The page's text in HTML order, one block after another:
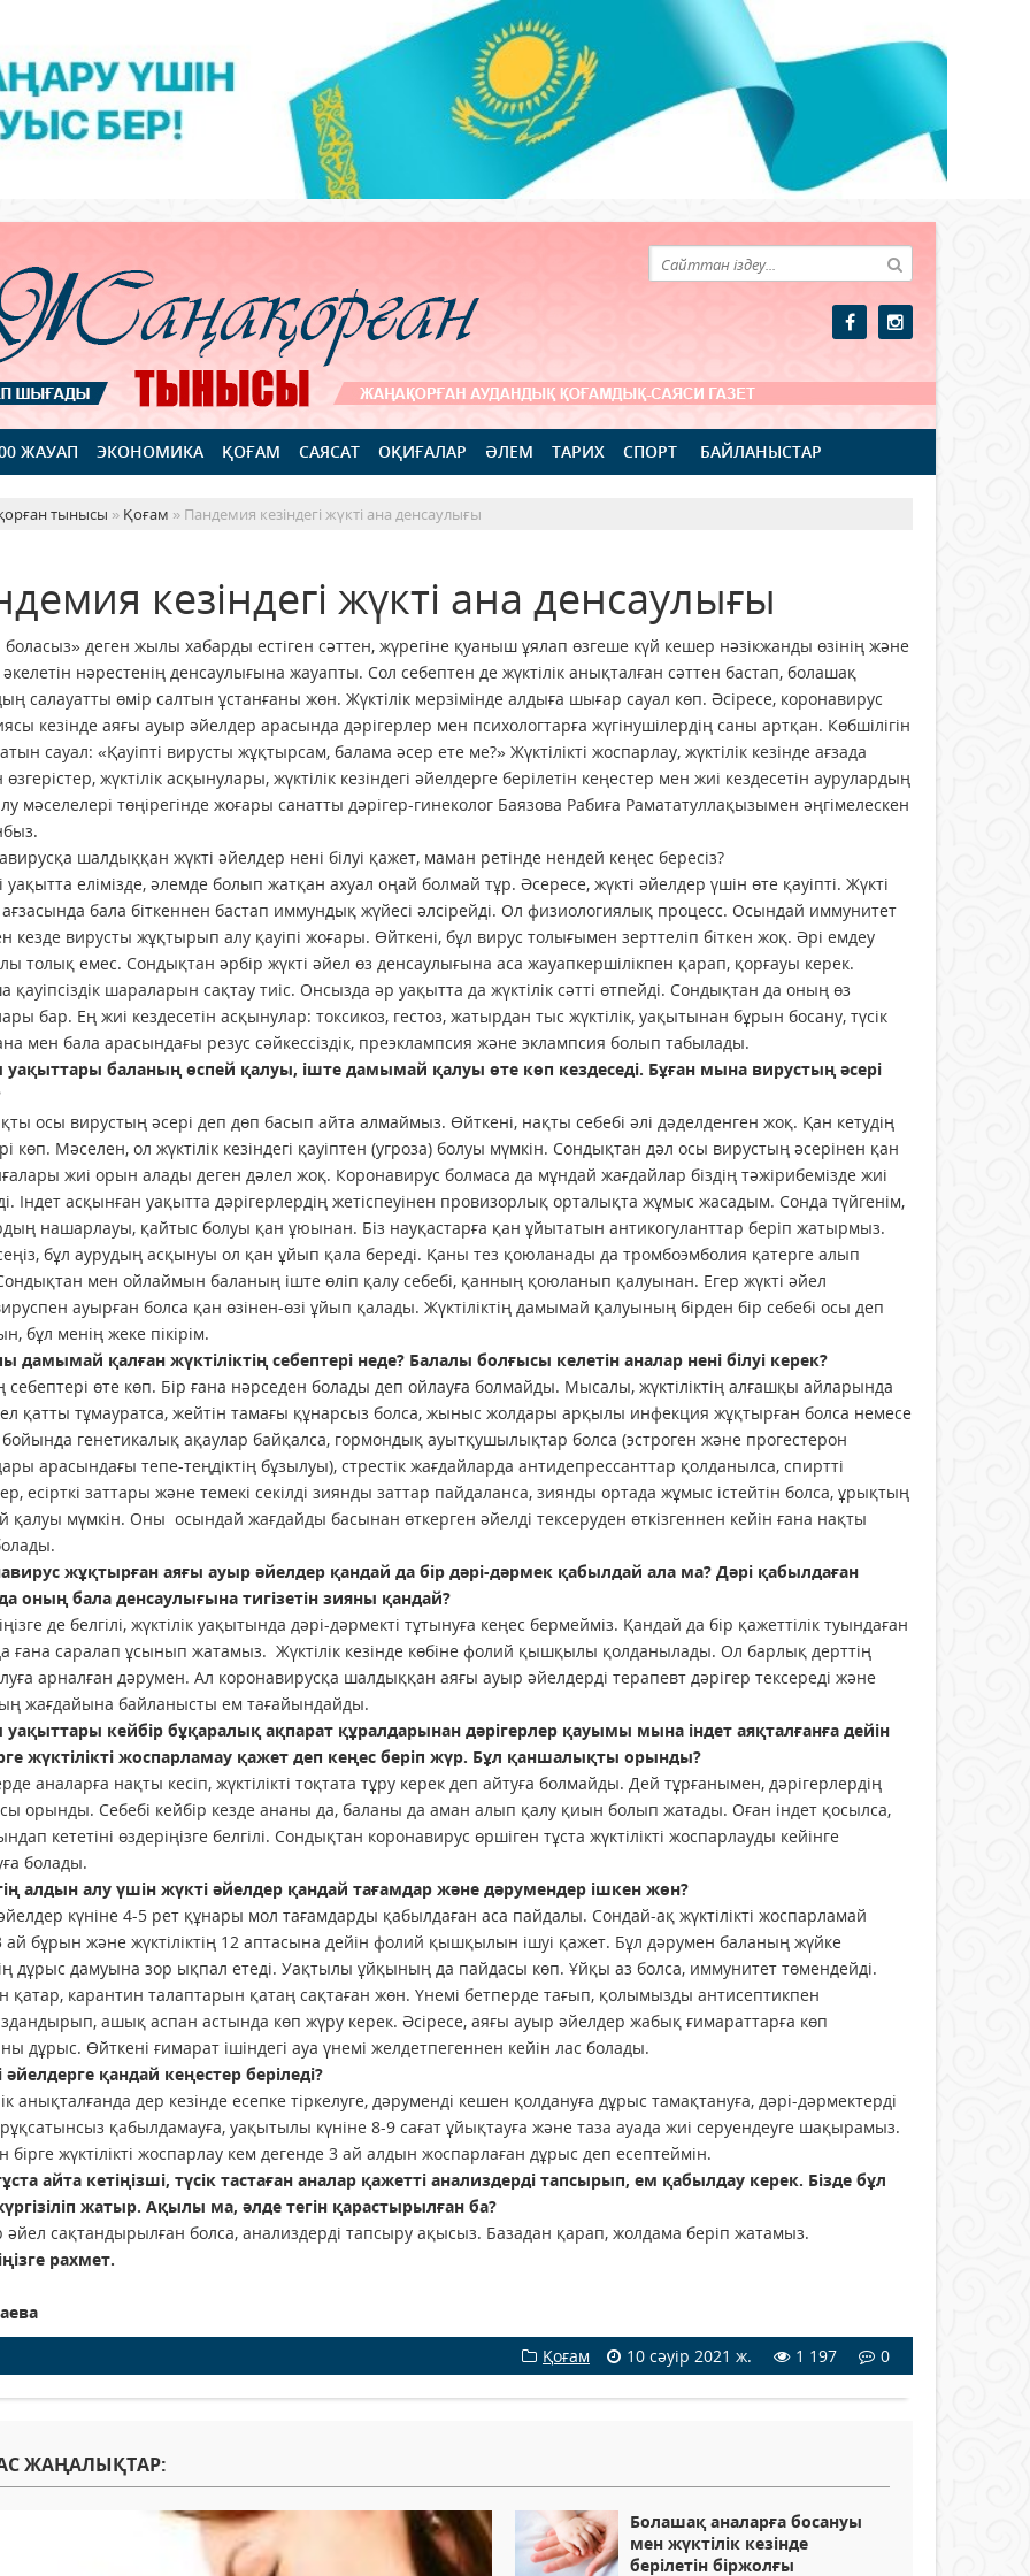
ЖАУАП ЭКОНОМИКА ҚОҒАМ САЯСАТ ОҚИҒАЛАР ӘЛЕМ ТАРИХ СПОРТ БАЙЛАНЫСТАР
тынысы » Қоғам » Пандемия кезіндегі жүкті ана денсаулығы
кезіндегі жүкті ана денсаулығы
боласыз» деген жылы хабарды естіген сәттен, жүрегіне қуаныш ұялап өзгеше күй кешер нәзікжанды өзінің және
нәрестенің денсаулығына жауапты. Сол себептен де жүктілік анықталған сәттен бастап, болашақ
салауатты өмір салтын ұстанғаны жөн. Жүктілік мерзімінде алдыға шығар сауал көп. Әсіресе, коронавирус
кезінде аяғы ауыр әйелдер арасында дәрігерлер мен психологтарға жүгінушілердің саны артқан. Көбшілігін
сауал: «Қауіпті вирусты жұқтырсам, балама әсер ете ме?» Жүктілікті жоспарлау, жүктілік кезінде ағзада
жүктілік асқынулары, жүктілік кезіндегі әйелдерге берілетін кеңестер мен жиі кездесетін аурулардың
мәселелері төңірегінде жоғары санатты дәрігер-гинеколог Баязова Рабиға Рамататуллақызымен әңгімелескен
шалдыққан жүкті әйелдер нені білуі қажет, маман ретінде нендей кеңес бересіз?
уақытта елімізде, әлемде болып жатқан ахуал оңай болмай тұр. Әсересе, жүкті әйелдер үшін өте қауіпті. Жүкті
бала біткеннен бастап иммундық жүйесі әлсірейді. Ол физиологиялық процесс. Осындай иммунитет
кезде вирусты жұқтырып алу қауіпі жоғары. Өйткені, бұл вирус толығымен зерттеліп біткен жоқ. Әрі емдеу
толық емес. Сондықтан әрбір жүкті әйел өз денсаулығына аса жауапкершілікпен қарап, қорғауы керек.
шараларын сақтау тиіс. Онсызда әр уақытта да жүктілік сәтті өтпейді. Сондықтан да оның өз
бар. Ең жиі кездесетін асқынулар: токсикоз, гестоз, жатырдан тыс жүктілік, уақытынан бұрын босану, түсік
мен бала арасындағы резус сәйкессіздік, преэклампсия және эклампсия болып табылады.
уақыттары баланың өспей қалуы, іште дамымай қалуы өте көп кездеседі. Бұған мына вирустың әсері
осы вирустың әсері деп дөп басып айта алмаймыз. Өйткені, нақты себебі әлі дәделденген жоқ. Қан кетудің
көп. Мәселен, ол жүктілік кезіндегі қауіптен (угроза) болуы мүмкін. Сондықтан дәл осы вирустың әсерінен қан
жиі орын алады деген дәлел жоқ. Коронавирус болмаса да мұндай жағдайлар біздің тәжірибемізде жиі
Індет асқынған уақытта дәрігерлердің жетіс­пеуінен провизорлық орталықта жұмыс жасадым. Сонда түйгенім,
нашарлауы, қайтыс болуы қан ұюынан. Біз науқастарға қан ұйытатын антикогуланттар беріп жатырмыз.
бұл аурудың асқынуы ол қан ұйып қала береді. Қаны тез қоюланады да тромбоэмболия қатерге алып
мен ойлаймын баланың іште өліп қалу себебі, қанның қоюланып қалуынан. Егер жүкті әйел
ауырған болса қан өзінен-өзі ұйып қалады. Жүктіліктің дамымай қалуының бірден бір себебі осы деп
бұл менің жеке пікірім.
дамымай қалған жүк­ті­ліктің себептері неде? Балалы болғысы келетін аналар нені білуі керек?
өте көп. Бір ғана нәрседен болады деп ойлауға болмайды. Мысалы, жүктіліктің ал­ғашқы айларында
қатты тұмауратса, жейтін тамағы құнарсыз болса, жыныс жолдары арқылы инфекция жұқтырған болса немесе
бойында генетикалық ақаулар байқалса, гормондық ауытқушылықтар болса (эстроген және прогестерон
арасындағы тепе-теңдіктің бұзылуы), стрестік жағдайларда антидепрессанттар қолданылса, спиртті
есірткі заттары және темекі секілді зиянды заттар пайдаланса, зиянды ортада жұмыс істейтін болса, ұрықтың
қалуы мүмкін. Оны осындай жағдайды басынан өткерген әйелді тексеруден өткізгеннен кейін ғана нақты
жұқтырған аяғы ауыр әйелдер қандай да бір дәрі-дәрмек қабылдай ала ма? Дәрі қабылдаған
оның бала денсаулығына тигізетін зияны қандай?
де белгілі, жүктілік уақытында дәрі-дәрмекті тұтынуға кеңес бермейміз. Қандай да бір қажеттілік туындаған
ғана саралап ұсынып жатамыз. Жүктілік кезінде көбіне фолий қышқылы қолданылады. Ол барлық дерттің
арналған дәрумен. Ал коронавирусқа шалдыққан аяғы ауыр әйелдерді терапевт дәрігер тексереді және
жағдайына байланысты ем тағайындайды.
уақыттары кейбір бұқаралық ақпарат құралдарынан дәрігерлер қауымы мына індет аяқталғанға дейін
жүктілікті жоспарламау қажет деп кеңес беріп жүр. Бұл қаншалықты орынды?
аналарға нақты кесіп, жүктілікті тоқтата тұру керек деп айтуға болмайды. Дей тұрғанымен, дәрігерлердің
орынды. Себебі кейбір кезде ананы да, баланы да аман алып қалу қиын болып жатады. Оған індет қосылса,
кететіні өздеріңізге белгілі. Сондықтан коронавирус өршіген тұста жүктілікті жоспарлауды кейінге
болады.
алдын алу үшін жүкті әйелдер қандай тағамдар және дәрумендер ішкен жөн?
күніне 4-5 рет құнары мол тағамдарды қабылдаған аса пайдалы. Сондай-ақ жүктілікті жоспарламай
ай бұрын және жүктіліктің 12 аптасына дейін фолий қышқылын ішуі қажет. Бұл дәрумен баланың жүйке
дұрыс дамуына зор ықпал етеді. Уақтылы ұйқының да пайдасы көп. Ұйқы аз болса, иммунитет төмендейді.
қатар, карантин талаптарын қатаң сақтаған жөн. Үнемі бетперде тағып, қолымызды антисептикпен
ашық аспан астында көп жүру керек. Әсіресе, аяғы ауыр әйелдер жабық ғимараттарға көп
дұрыс. Өйткені ғимарат ішіндегі ауа үнемі желдетпегеннен кейін лас болады.
қандай кеңестер беріледі?
анықталғанда дер кезінде есепке тіркелуге, дәруменді кешен қолдануға дұрыс тамақтануға, дәрі-дәрмектерді
рұқсатынсыз қабылдамауға, уақытылы күніне 8-9 сағат ұйықтауға және таза ауада жиі серуендеуге шақырамыз.
бірге жүктілікті жоспарлау кем дегенде 3 ай алдын жоспарлаған дұрыс деп есептеймін.
айта кетіңізші, түсік тастаған аналар қажетті анализдерді тапсырып, ем қа­былдау керек. Бізде бұл
жатыр. Ақылы ма, әлде тегін қарастырылған ба?
сақтандырылған болса, анализдерді тапсыру ақысыз. Базадан қарап, жолдама беріп жатамыз.
рахмет.
Қоғам
10 сәуір 2021 ж. 1 197 0
ЖАҢАЛЫҚТАР:
Болашақ аналарға босануы
мен жүктілік кезінде
берілетін біржолғы